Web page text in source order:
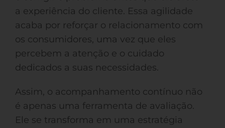
a experiência do cliente. Essa agilidade
acaba por reforçar o relacionamento com
os consumidores, uma vez que eles
percebem a atenção e o cuidado
dedicados a suas necessidades.
Assim, o acompanhamento contínuo não
é apenas uma ferramenta de avaliação.
Ele se transforma em uma estratégia